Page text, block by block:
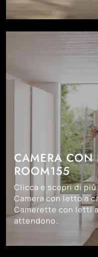
CAMERA CON
ROOM155
Clicca e scopri di
Camera con letto a
Camerette con letti
attendono.